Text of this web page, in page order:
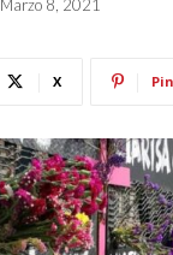
Marzo 8, 2021
X